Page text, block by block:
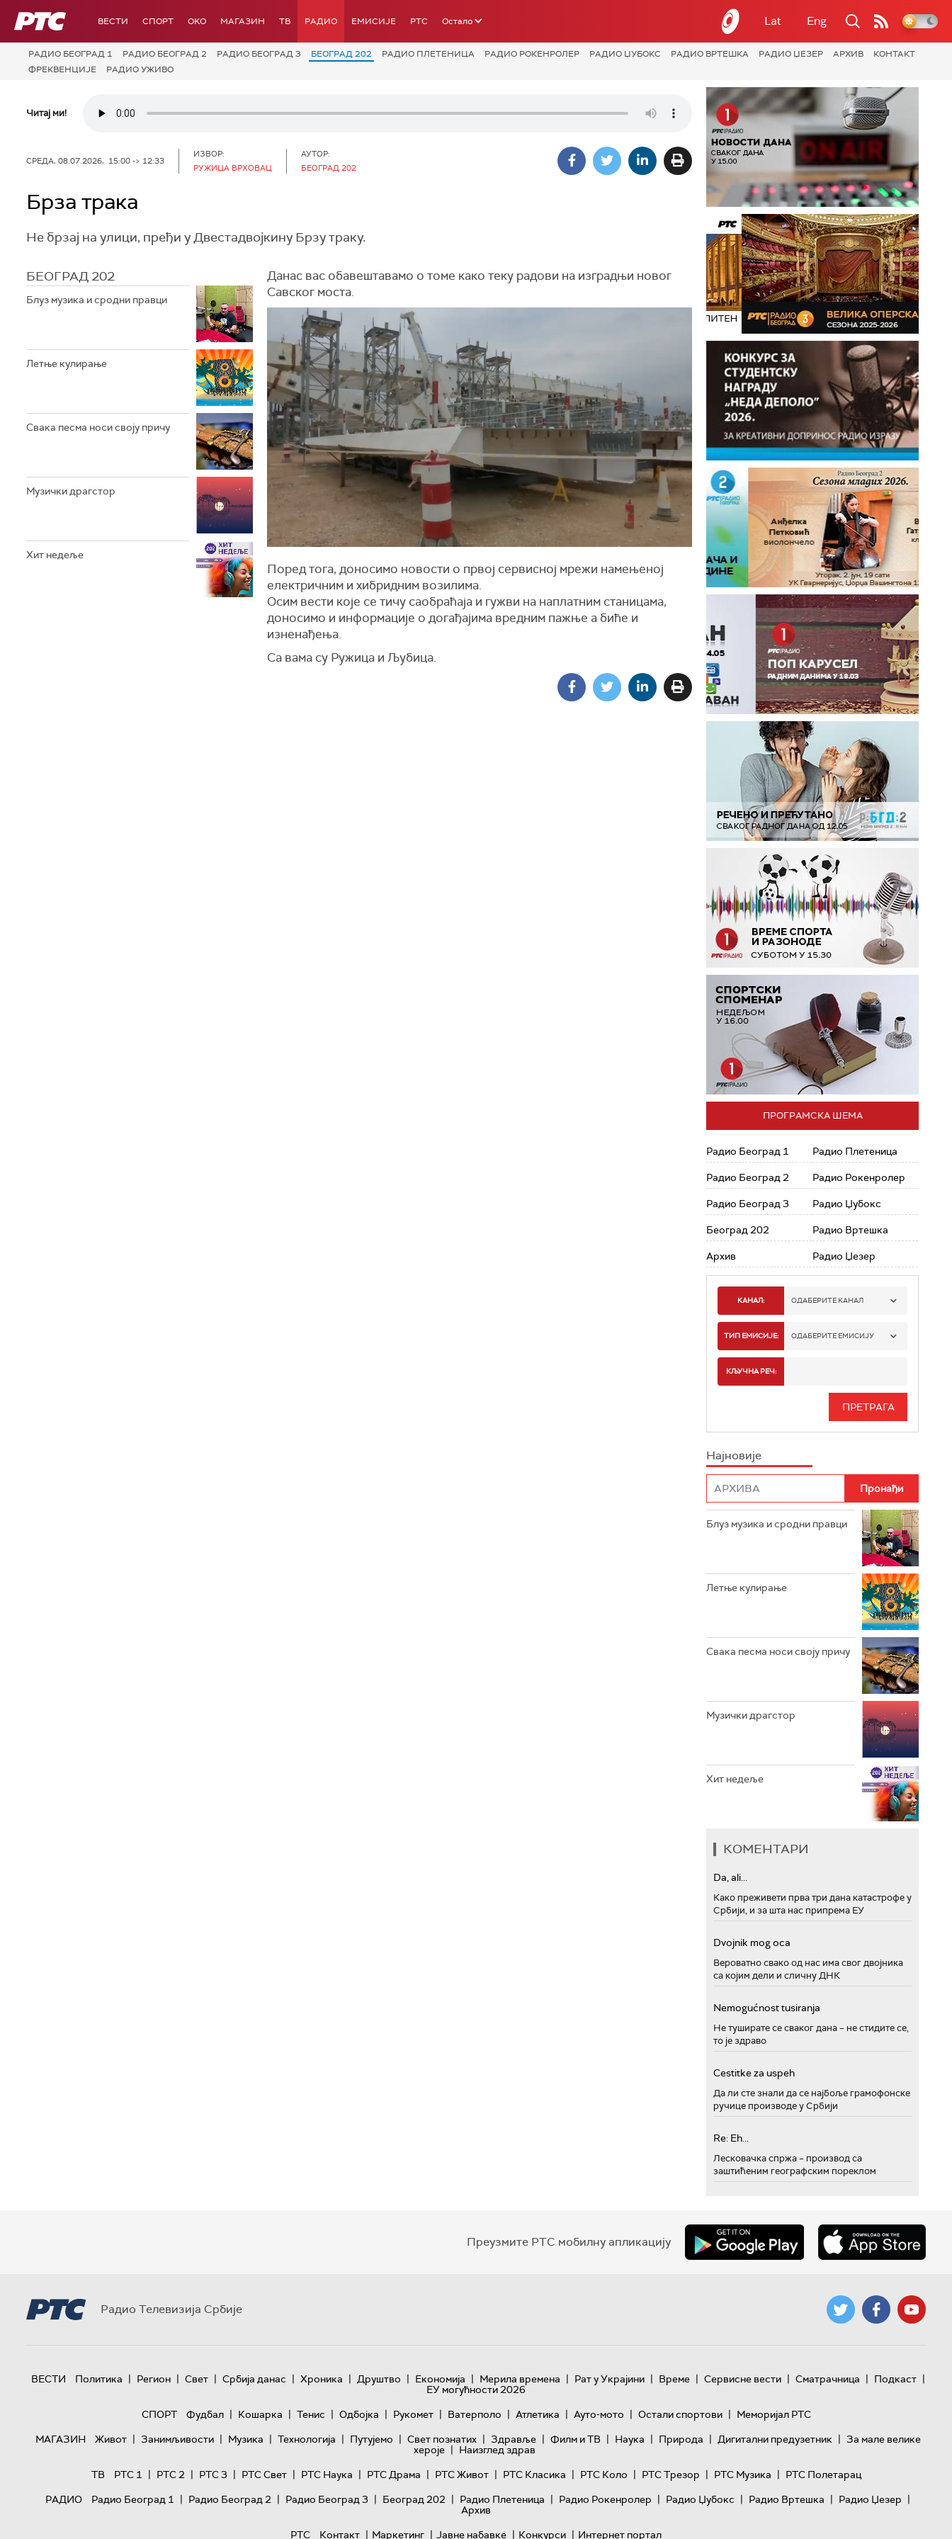
РТС ВЕСТИ СПОРТ OKO МАГАЗИН ТВ РАДИО ЕМИСИЈЕ РТС Остало Lat Eng
РАДИО БЕОГРАД 1 РАДИО БЕОГРАД 2 РАДИО БЕОГРАД 3 БЕОГРАД 202 РАДИО ПЛЕТЕНИЦА РАДИО РОКЕНРОЛЕР РАДИО ЏУБОКС РАДИО ВРТЕШКА РАДИО ЏЕЗЕР АРХИВ
КОНТАКТ
ФРЕКВЕНЦИЈЕ
РАДИО УЖИВО
Читај ми!
СРЕДА, 08.07.2026, 15:00 -> 12:33
ИЗВОР:
РУЖИЦА ВРХОВАЦ
АУТОР:
БЕОГРАД 202
Брза трака
Не брзај на улици, пређи у Двестадвојкину Брзу траку.
БЕОГРАД 202
Блуз музика и сродни правци
Летње кулирање
Свака песма носи своју причу
Музички драгстор
Хит недеље
Данас вас обавештавамо о томе како теку радови на изградњи новог
Савског моста.
Поред тога, доносимо новости о првој сервисној мрежи намењеној
електричним и хибридним возилима.
Осим вести које се тичу саобраћаја и гужви на наплатним станицама,
донoсимо и информације о догађајима вредним пажње а биће и
изненађења.
Са вама су Ружица и Љубица.
ПРОГРАМСКА ШЕМА
Радио Београд 1
Радио Београд 2
Радио Београд 3
Београд 202
Архив
Радио Плетеница
Радио Рокенролер
Радио Џубокс
Радио Вртешка
Радио Џезер
КАНАЛ: ОДАБЕРИТЕ КАНАЛ
РАДИО БЕОГРАД 1
РАДИО БЕОГРАД 3
РАДИО РОКЕНРОЛЕР
РАДИО ЏУБОКС
РАДИО ВРТЕШКА
РАДИО ЏЕЗЕР
ТИП ЕМИСИЈЕ: ОДАБЕРИТЕ ЕМИСИЈУ
ИНФО
КЉУЧНА РЕЧ:
Најновије
Блуз музика и сродни правци
Летње кулирање
Свака песма носи своју причу
Музички драгстор
Хит недеље
КОМЕНТАРИ
Da, ali...
Како преживети прва три дана катастрофе у
Србији, и за шта нас припрема ЕУ
Dvojnik mog oca
Вероватно свако од нас има свог двојника
са којим дели и сличну ДНК
Nemogućnost tusiranja
Не туширате се сваког дана – не стидите се,
то је здраво
Cestitke za uspeh
Да ли сте знали да се најбоље грамофонске
ручице производе у Србији
Re: Eh...
Лесковачка спржа – производ са
заштићеним географским пореклом
Преузмите РТС мобилну апликацију
Радио Телевизија Србије
ВЕСТИ Политика | Регион | Свет | Србија данас | Хроника | Друштво | Економија | Мерила времена | Рат у Украјини | Време | Сервисне вести | Сматрачница | Подкаст |
ЕУ могућности 2026
СПОРТ
Фудбал | Кошарка | Тенис | Одбојка | Рукомет | Ватерполо | Атлетика | Ауто-мото | Остали спортови | Меморијал РТС
МАГАЗИН
Живот | Занимљивости | Музика | Технологијa | Путујемо | Свет познатих | Здравље | Филм и ТВ | Наука | Природа | Дигитални предузетник | За мале велике
хероје | Наизглед здрав
ТВ
РТС 1 | РТС 2 | РТС 3 | РТС Свет | РТС Наука | РТС Драма | РТС Живот | РТС Класика | РТС Коло | РТС Трезор | РТС Музика | РТС Полетарац
РАДИО
Радио Београд 1 | Радио Београд 2 | Радио Београд 3 | Београд 202 | Радио Плетеница | Радио Рокенролер | Радио Џубокс | Радио Вртешка | Радио Џезер |
Архив
РТС
Контакт | Маркетинг | Јавне набавке | Конкурси | Интернет портал